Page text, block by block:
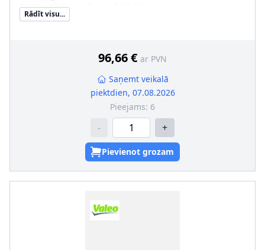
Ekspluatācijas režīms
Materiāls:Metāls
Rādīt visu...
96,66 € ar PVN
Saņemt veikalā
piektdien, 07.08.2026
Pieejams: 6
- +
Pievienot grozam